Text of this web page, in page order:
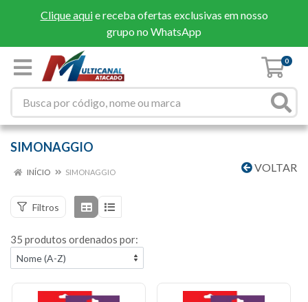
Clique aquie receba ofertas exclusivas em nosso
grupo no WhatsApp
0
SIMONAGGIO
VOLTAR
INÍCIO SIMONAGGIO
Filtros
35 produtos ordenados por: